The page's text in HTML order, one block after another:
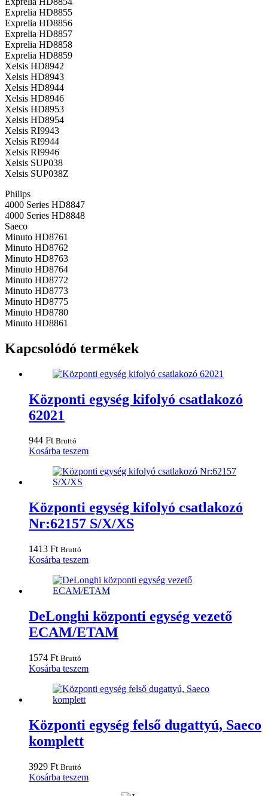
Exprelia HD8855
Exprelia HD8856
Exprelia HD8857
Exprelia HD8858
Exprelia HD8859
Xelsis HD8942
Xelsis HD8943
Xelsis HD8944
Xelsis HD8946
Xelsis HD8953
Xelsis HD8954
Xelsis RI9943
Xelsis RI9944
Xelsis RI9946
Xelsis SUP038
Xelsis SUP038Z
Philips
4000 Series HD8847
4000 Series HD8848
Saeco
Minuto HD8761
Minuto HD8762
Minuto HD8763
Minuto HD8764
Minuto HD8772
Minuto HD8773
Minuto HD8775
Minuto HD8780
Minuto HD8861
Kapcsolódó termékek
Központi egység kifolyó csatlakozó
62021
944 Ft Bruttó
Kosárba teszem
Központi egység kifolyó csatlakozó
Nr:62157 S/X/XS
1413 Ft Bruttó
Kosárba teszem
DeLonghi központi egység vezető
ECAM/ETAM
1574 Ft Bruttó
Kosárba teszem
Központi egység felső dugattyú, Saeco
komplett
3929 Ft Bruttó
Kosárba teszem